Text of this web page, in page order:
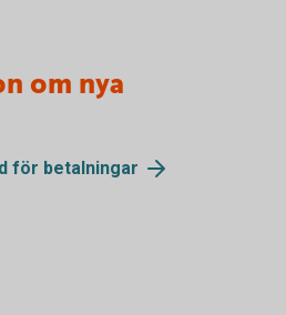
om nya
för betalningar